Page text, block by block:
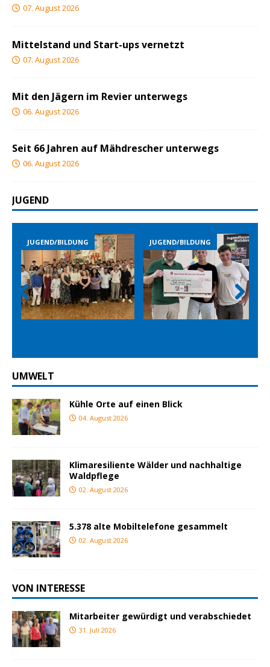
07. August 2026
Mittelstand und Start-ups vernetzt
07. August 2026
Mit den Jägern im Revier unterwegs
06. August 2026
Seit 66 Jahren auf Mähdrescher unterwegs
06. August 2026
JUGEND
JUGEND/BILDUNG JUGEND/BILDUNG
Prev
ious
Nex
t
UMWELT
Kühle Orte auf einen Blick
04. August 2026
Klimaresiliente Wälder und nachhaltige
Waldpflege
02. August 2026
5.378 alte Mobiltelefone gesammelt
02. August 2026
VON INTERESSE
Mitarbeiter gewürdigt und verabschiedet
31. Juli 2026